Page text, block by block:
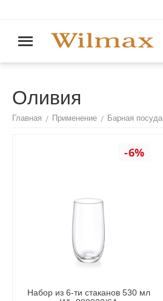
Оливия
Главная / Применение / Барная посуда
-6%
Набор из 6-ти стаканов 530 мл